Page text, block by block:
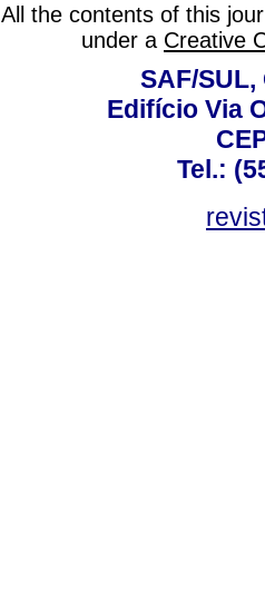
All the contents of this
under a Creative
SAF/
Edifício Via
Tel.: